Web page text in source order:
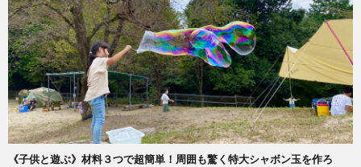
《子供と遊ぶ》材料３つで超簡単！周囲も驚く特大シャボン玉を作ろ